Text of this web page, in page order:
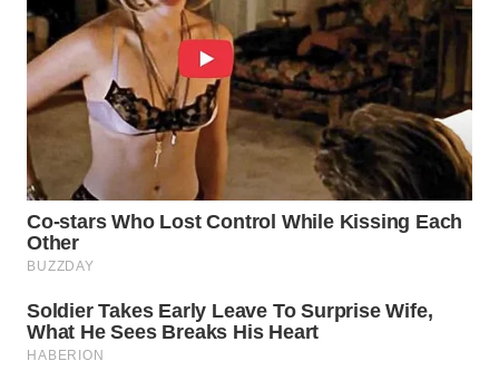
WAHANA
TV
WAHANANEWS
ID
WAHANANEWS
CO ID
WAHANANEWS
WAHANA